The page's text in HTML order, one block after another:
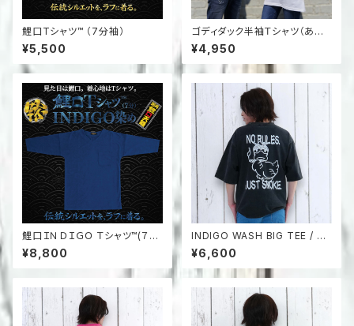
鯉口Tシャツ™ （7分袖）
¥5,500
ゴディダック半袖Ｔシャツ（あひ
る）
¥4,950
鯉口ＩＮＤＩＧＯ Ｔシャツ™(７
分)
¥8,800
INDIGO WASH BIG TEE / W
ARU-DUCK
¥6,600